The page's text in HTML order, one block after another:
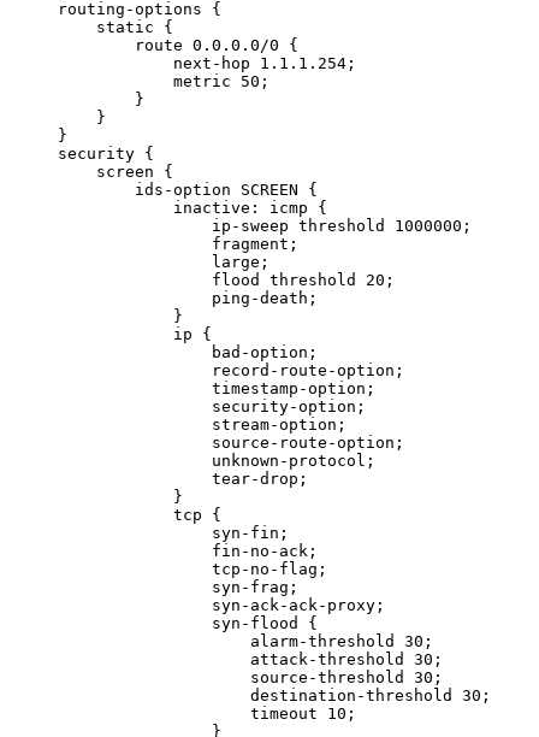
routing-options {
    static {
        route 0.0.0.0/0 {
            next-hop 1.1.1.254;
            metric 50;
        }
    }
}
security {
    screen {
        ids-option SCREEN {
            inactive: icmp {
                ip-sweep threshold 1000000;
                fragment;
                large;
                flood threshold 20;
                ping-death;
            }
            ip {
                bad-option;
                record-route-option;
                timestamp-option;
                security-option;
                stream-option;
                source-route-option;
                unknown-protocol;
                tear-drop;
            }
            tcp {
                syn-fin;
                fin-no-ack;
                tcp-no-flag;
                syn-frag;
                syn-ack-ack-proxy;
                syn-flood {
                    alarm-threshold 30;
                    attack-threshold 30;
                    source-threshold 30;
                    destination-threshold 30;
                    timeout 10;
                }